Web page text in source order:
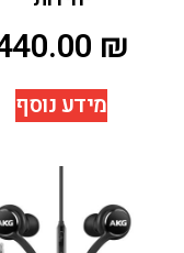
440.00₪
מידע נוסף